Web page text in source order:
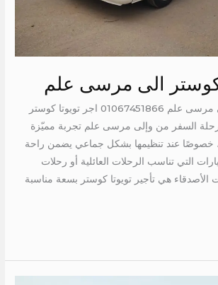
كوستر الى مرسى علم
اجر تويوتا كوستر الى مرسى علم 01067451866 اجر تويوتا كوستر
السفر من وإلى مرسى علم تجربة مميّزة
خصوصًا عند تنظيمها بشكل جماعي يضمن راحة
التي تناسب الرحلات العائلية أو رحلات
هي تأجير تويوتا كوستر بسعة مناسبة